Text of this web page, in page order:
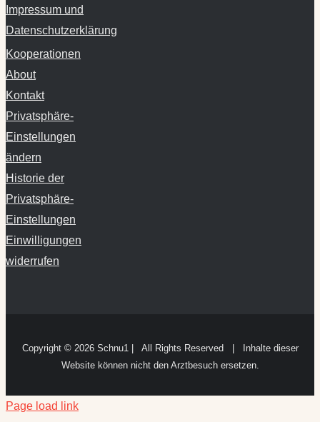
Impressum und
Datenschutzerklärung
Kooperationen
About
Kontakt
Privatsphäre-
Einstellungen
ändern
Historie der
Privatsphäre-
Einstellungen
Einwilligungen
widerrufen
Copyright © 2026 Schnu1 | All Rights Reserved | Inhalte dieser
Website können nicht den Arztbesuch ersetzen.
Page load link